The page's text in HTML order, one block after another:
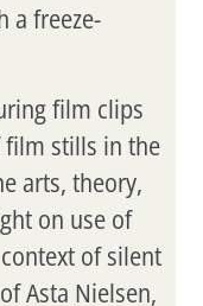
a freeze-
film clips
film stills in the
arts, theory,
on use of
of silent
Asta Nielsen,